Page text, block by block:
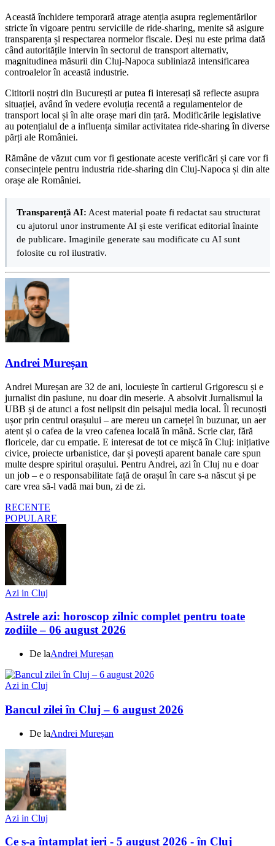
Această închidere temporară atrage atenția asupra reglementărilor
stricte în vigoare pentru serviciile de ride-sharing, menite să asigure
transparența și respectarea normelor fiscale. Deși nu este prima dată
când autoritățile intervin în sectorul de transport alternativ,
magnitudinea măsurii din Cluj-Napoca subliniază intensificarea
controalelor în această industrie.
Cititorii noștri din București ar putea fi interesați să reflecte asupra
situației, având în vedere evoluția recentă a regulamentelor de
transport local și în alte orașe mari din țară. Modificările legislative
au potențialul de a influența similar activitatea ride-sharing în diverse
părți ale României.
Rămâne de văzut cum vor fi gestionate aceste verificări și care vor fi
consecințele pentru industria ride-sharing din Cluj-Napoca și din alte
orașe ale României.
Transparență AI: Acest material poate fi redactat sau structurat
cu ajutorul unor instrumente AI și este verificat editorial înainte
de publicare. Imaginile generate sau modificate cu AI sunt
folosite cu rol ilustrativ.
Andrei Mureșan
Andrei Mureșan are 32 de ani, locuiește în cartierul Grigorescu și e
jurnalist din pasiune, nu doar din meserie. A absolvit Jurnalismul la
UBB și de atunci a fost nelipsit din peisajul media local. Îl recunoști
ușor prin centrul orașului – are mereu un carnețel în buzunar, un aer
atent și o cafea de la vreo cafenea locală în mână. Scrie clar, fără
floricele, dar cu empatie. E interesat de tot ce mișcă în Cluj: inițiative
civice, proiecte urbanistice, dar și povești aparent banale care spun
multe despre spiritul orașului. Pentru Andrei, azi în Cluj nu e doar
un job – e o responsabilitate față de orașul în care s-a născut și pe
care vrea să-l vadă mai bun, zi de zi.
RECENTE
POPULARE
Azi in Cluj
Astrele azi: horoscop zilnic complet pentru toate
zodiile – 06 august 2026
De laAndrei Mureșan
Azi in Cluj
Bancul zilei în Cluj – 6 august 2026
De laAndrei Mureșan
Azi in Cluj
Ce s-a întamplat ieri - 5 august 2026 - în Cluj